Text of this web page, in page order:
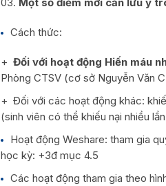
Cách thức:
+ Đối với hoạt động Hiến máu
Phòng CTSV (cơ sở Nguyễn Văn
+ Đối với các hoạt động khác:
(sinh viên có thể khiếu nại nhiều
Hoạt động Weshare: tham gia
học kỳ: +3đ mục 4.5
Các hoạt động tham gia theo